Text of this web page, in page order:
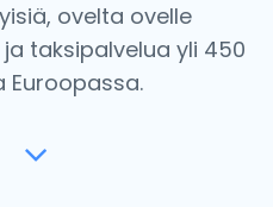
ovelta ovelle
taksipalvelua yli 450
Euroopassa.